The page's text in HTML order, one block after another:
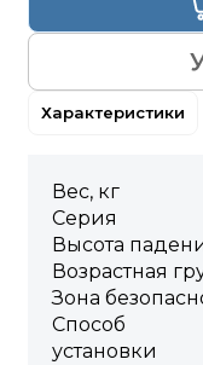
Характеристики
Вес, кг
Серия
Высота
Возрастная
Зона
Способ
установки